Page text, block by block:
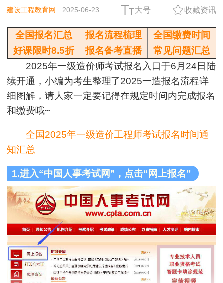
建设工程教育网 2025-06-23 大号 收藏资讯
全国报名汇总 报名流程梳理
全国缴费时间
好课限时8.5折
报名备考直播
常见问题汇总
2025年一级造价师考试报名入口于6月24日陆
续开通，小编为考生整理了2025一造报名流程详
细图解，请大家一定要记得在规定时间内完成报名
和缴费哦~
全国2025年一级造价工程师考试报名时间通
知汇总
1.进入“中国人事考试网”，点击“网上报名”